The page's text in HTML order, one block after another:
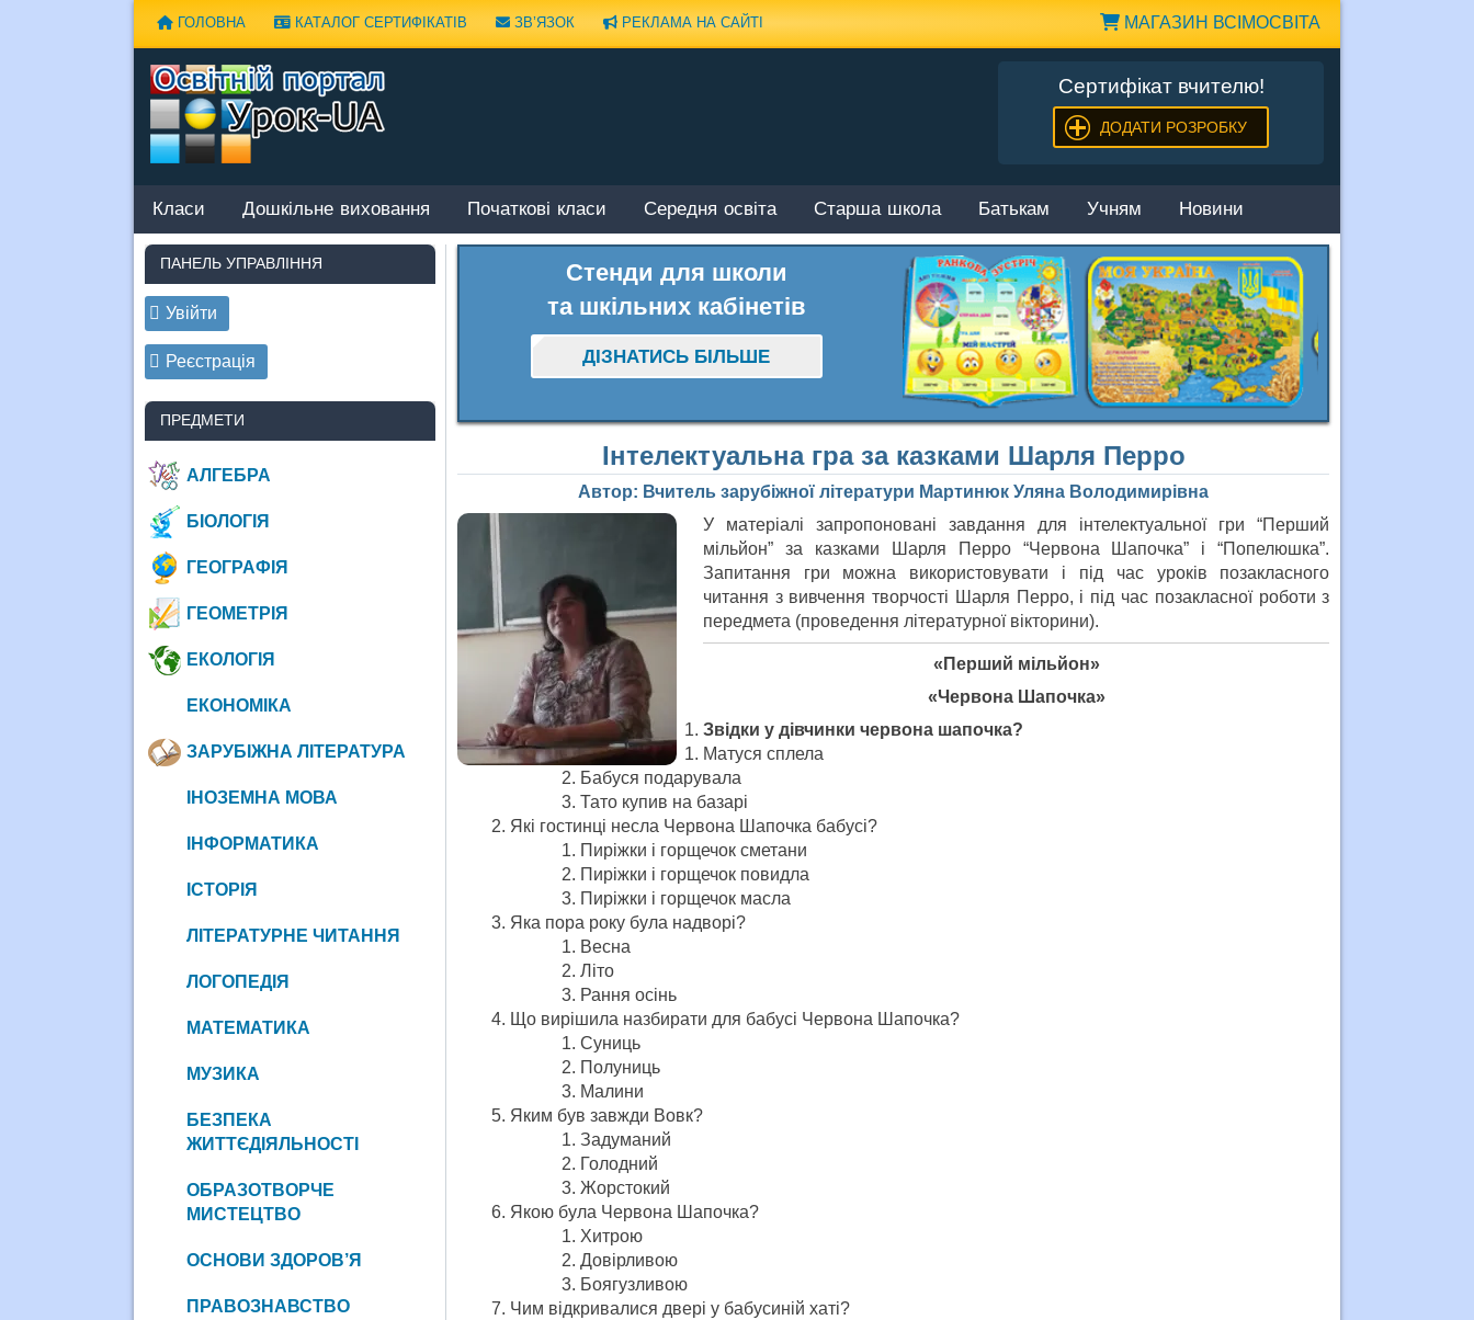
МАГАЗИН ВСІМОСВІТА
ГОЛОВНА КАТАЛОГ СЕРТИФІКАТІВ ЗВ’ЯЗОК РЕКЛАМА НА САЙТІ
Сертифікат вчителю!
ДОДАТИ РОЗРОБКУ
Класи Дошкільне виховання Початкові класи Середня освіта Старша школа Батькам Учням Новини
Стенди для школи
та шкільних кабінетів
ДІЗНАТИСЬ БІЛЬШЕ
Інтелектуальна гра за казками Шарля Перро
Автор: Вчитель зарубіжної літератури Мартинюк Уляна Володимирівна
У матеріалі запропоновані завдання для інтелектуальної гри “Перший
мільйон” за казками Шарля Перро “Червона Шапочка” і “Попелюшка”.
Запитання гри можна використовувати і під час уроків позакласного
читання з вивчення творчості Шарля Перро, і під час позакласної роботи з
передмета (проведення літературної вікторини).
«Перший мільйон»
«Червона Шапочка»
Звідки у дівчинки червона шапочка?
Матуся сплела
Бабуся подарувала
Тато купив на базарі
Які гостинці несла Червона Шапочка бабусі?
Пиріжки і горщечок сметани
Пиріжки і горщечок повидла
Пиріжки і горщечок масла
Яка пора року була надворі?
Весна
Літо
Рання осінь
Що вирішила назбирати для бабусі Червона Шапочка?
Суниць
Полуниць
Малини
Яким був завжди Вовк?
Задуманий
Голодний
Жорстокий
Якою була Червона Шапочка?
Хитрою
Довірливою
Боягузливою
Чим відкривалися двері у бабусиній хаті?
ПАНЕЛЬ УПРАВЛІННЯ
Увійти
Реєстрація
ПРЕДМЕТИ
АЛГЕБРА
БІОЛОГІЯ
ГЕОГРАФІЯ
ГЕОМЕТРІЯ
ЕКОЛОГІЯ
ЕКОНОМІКА
ЗАРУБІЖНА ЛІТЕРАТУРА
ІНОЗЕМНА МОВА
ІНФОРМАТИКА
ІСТОРІЯ
ЛІТЕРАТУРНЕ ЧИТАННЯ
ЛОГОПЕДІЯ
МАТЕМАТИКА
МУЗИКА
БЕЗПЕКА
ЖИТТЄДІЯЛЬНОСТІ
ОБРАЗОТВОРЧЕ
МИСТЕЦТВО
ОСНОВИ ЗДОРОВ’Я
ПРАВОЗНАВСТВО